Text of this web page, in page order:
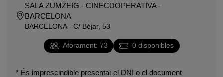
SALA ZUMZEIG - CINECOOPERATIVA -
BARCELONA
BARCELONA - C/ Béjar, 53
Aforament: 73 0 disponibles
* És imprescindible presentar el DNI o el document